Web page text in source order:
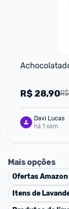
R$28,90
Davi Lucas
há 1 sem
Mais opções
OfertasAmazon
Itens de